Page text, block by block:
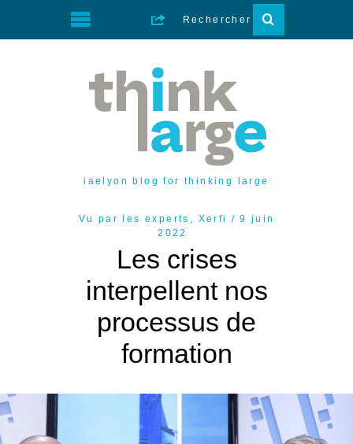
iaelyon blog for thinking large
Vu par les experts , Xerfi
9 juin
2022
Les crises
interpellent nos
processus de
formation